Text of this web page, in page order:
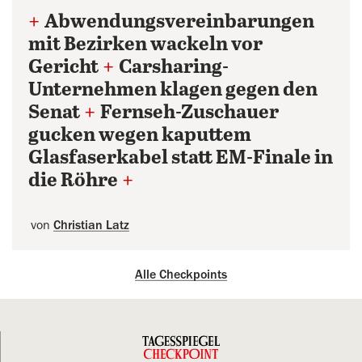
+ Abwendungsvereinbarungen
mit Bezirken wackeln vor
Gericht + Carsharing-
Unternehmen klagen gegen den
Senat + Fernseh-Zuschauer
gucken wegen kaputtem
Glasfaserkabel statt EM-Finale in
die Röhre +
von Christian Latz
Alle Checkpoints